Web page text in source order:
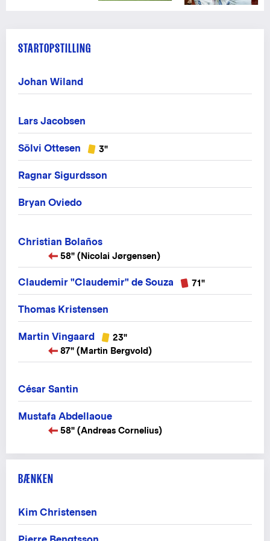
STARTOPSTILLING
Johan Wiland
Lars Jacobsen
Sölvi Ottesen 3"
Ragnar Sigurdsson
Bryan Oviedo
Christian Bolaños
58" (Nicolai Jørgensen)
Claudemir "Claudemir" de Souza 71"
Thomas Kristensen
Martin Vingaard
23"
87" (Martin Bergvold)
César Santin
Mustafa Abdellaoue
58" (Andreas Cornelius)
BÆNKEN
Kim Christensen